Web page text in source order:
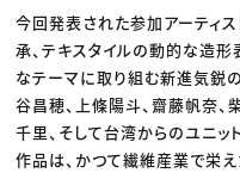
今回発表された参加アーティ
承、テキスタイルの動的な造
なテーマに取り組む新進気鋭
谷昌穂、上條陽斗、齋藤帆奈、
千里、そして台湾からのユニ
作品は、かつて繊維産業で栄